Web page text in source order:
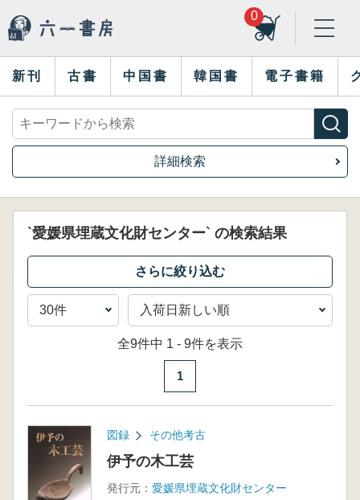
0
新刊 古書 中国書 韓国書 電子書籍
詳細検索
`愛媛県埋蔵文化財センター` の検索結果
全9件中 1 - 9件を表示
1
図録 その他考古
伊予の木工芸
発行元： 愛媛県埋蔵文化財センター